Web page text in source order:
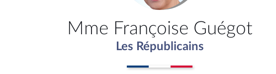
Mme Françoise Guégot
Les Républicains